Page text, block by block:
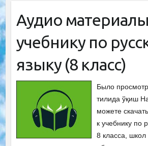
Аудио
учебнику по
языку (8 класс)
Было
тилида ўқиш
можете
к учебнику по
8 класса,